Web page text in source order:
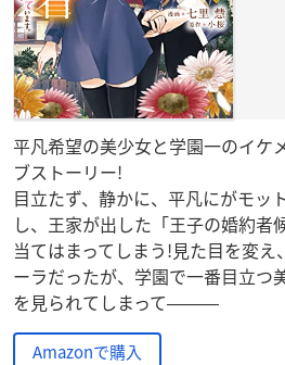
平凡希望の美少女と学園一のイケ
ブストーリー!
目立たず、静かに、平凡にがモッ
し、王家が出した「王子の婚約者
当てはまってしまう!見た目を変
ーラだったが、学園で一番目立つ
を見られてしまって―――
Amazonで購入